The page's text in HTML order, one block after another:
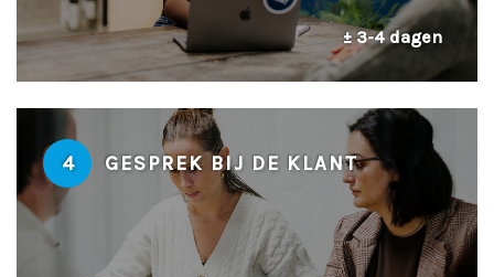
± 3-4 dagen
4 GESPREK BIJ DE KLANT